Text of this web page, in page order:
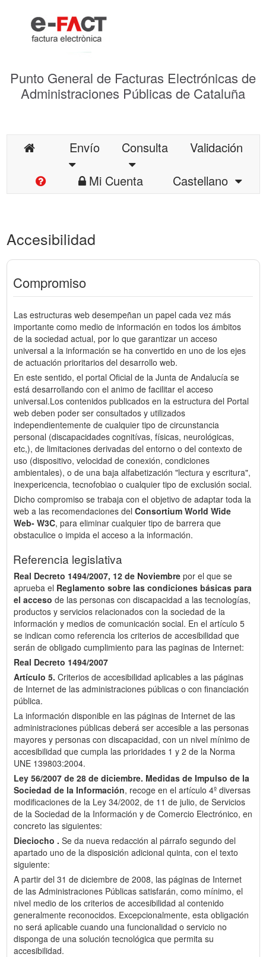
Punto General de Facturas Electrónicas de
Administraciones Públicas de Cataluña
Envío Consulta
Validación
Mi Cuenta
Castellano
Accesibilidad
Compromiso
Las estructuras web desempeñan un papel cada vez más
importante como medio de información en todos los ámbitos
de la sociedad actual, por lo que garantizar un acceso
universal a la información se ha convertido en uno de los ejes
de actuación prioritarios del desarrollo web.
En este sentido, el portal Oficial de la Junta de Andalucía se
está desarrollando con el animo de facilitar el acceso
universal.Los contenidos publicados en la estructura del Portal
web deben poder ser consultados y utilizados
independientemente de cualquier tipo de circunstancia
personal (discapacidades cognitívas, físicas, neurológicas,
etc,), de limitaciones derivadas del entorno o del contexto de
uso (dispositivo, velocidad de conexión, condiciones
ambientales), o de una baja alfabetización "lectura y escritura",
inexpericencia, tecnofobiao o cualquier tipo de exclusión social.
Dicho compromiso se trabaja con el objetivo de adaptar toda la
web a las recomendaciones del Consortium World Wide
Web- W3C, para eliminar cualquier tipo de barrera que
obstaculice o impida el acceso a la información.
Referencia legislativa
Real Decreto 1494/2007, 12 de Noviembre por el que se
aprueba el Reglamento sobre las condiciones básicas para
el acceso de las personas con discapacidad a las tecnologías,
productos y servicios relacionados con la sociedad de la
información y medios de comunicación social. En el artículo 5
se indican como referencia los criterios de accesibilidad que
serán de obligado cumplimiento para las paginas de Internet:
Real Decreto 1494/2007
Artículo 5. Criterios de accesibilidad aplicables a las páginas
de Internet de las administraciones públicas o con financiación
pública.
La información disponible en las páginas de Internet de las
administraciones públicas deberá ser accesible a las personas
mayores y personas con discapacidad, con un nivel mínimo de
accesibilidad que cumpla las prioridades 1 y 2 de la Norma
UNE 139803:2004.
Ley 56/2007 de 28 de diciembre. Medidas de Impulso de la
Sociedad de la Información, recoge en el artículo 4º diversas
modificaciones de la Ley 34/2002, de 11 de julio, de Servicios
de la Sociedad de la Información y de Comercio Electrónico, en
concreto las siguientes:
Dieciocho . Se da nueva redacción al párrafo segundo del
apartado uno de la disposición adicional quinta, con el texto
siguiente:
A partir del 31 de diciembre de 2008, las páginas de Internet
de las Administraciones Públicas satisfarán, como mínimo, el
nivel medio de los criterios de accesibilidad al contenido
generalmente reconocidos. Excepcionalmente, esta obligación
no será aplicable cuando una funcionalidad o servicio no
disponga de una solución tecnológica que permita su
accesibilidad.